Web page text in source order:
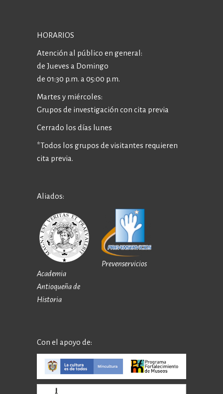
HORARIOS
Atención al público en general:
de Jueves a Domingo
de 01:30 p.m. a 05:00 p.m.
Martes y miércoles:
Grupos de investigación con cita previa
Cerrado los días lunes
*Todos los grupos de visitantes requieren
cita previa.
Aliados:
Academia
Antioqueña de
Historia
Prevenservicios
Con el apoyo de: